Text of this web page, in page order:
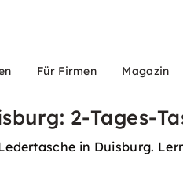
Für Firmen Magazin
2-Tages-
in Duisburg.